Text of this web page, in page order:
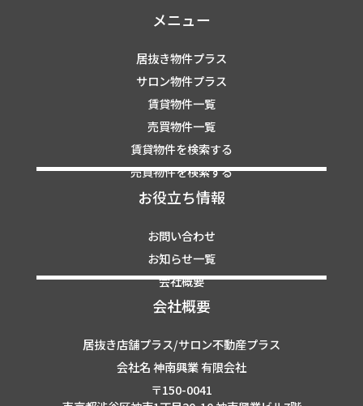
メニュー
居抜き物件プラス
サロン物件プラス
賃貸物件一覧
売買物件一覧
賃貸物件を検索する
売買物件を検索する
お役立ち情報
お問い合わせ
お知らせ一覧
会社概要
会社概要
居抜き店舗プラス/サロン不動産プラス
会社名 神南興業 有限会社
〒150-0041